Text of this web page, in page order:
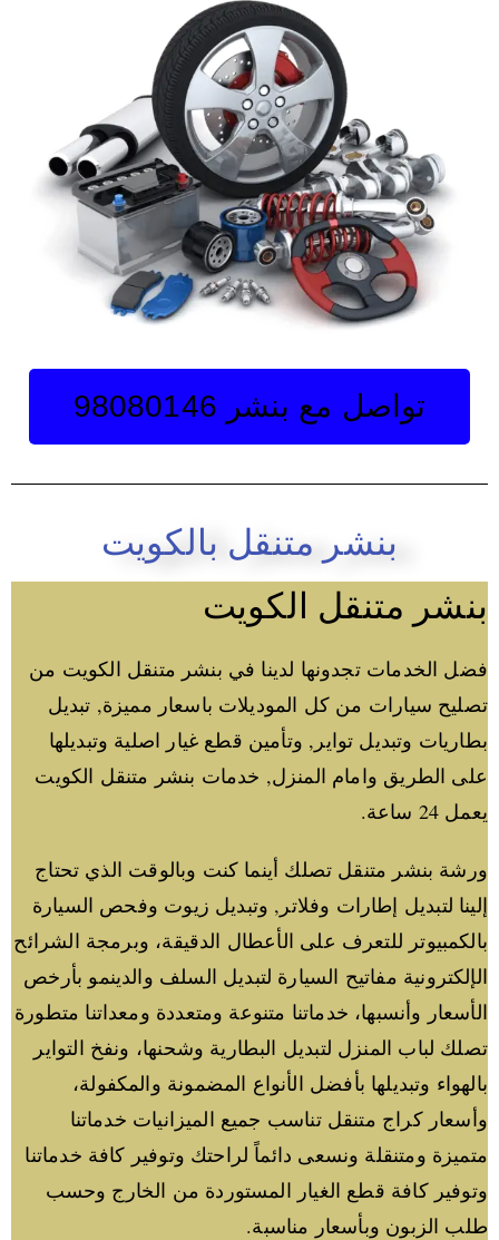
تواصل مع بنشر 98080146‬
بنشر متنقل بالكويت
بنشر متنقل الكويت
فضل الخدمات تجدونها لدينا في بنشر متنقل الكويت من
تصليح سيارات من كل الموديلات باسعار مميزة, تبديل
بطاريات وتبديل تواير, وتأمين قطع غيار اصلية وتبديلها
على الطريق وامام المنزل, خدمات بنشر متنقل الكويت
يعمل 24 ساعة.
ورشة بنشر متنقل تصلك أينما كنت وبالوقت الذي تحتاج
إلينا لتبديل إطارات وفلاتر, وتبديل زيوت وفحص السيارة
بالكمبيوتر للتعرف على الأعطال الدقيقة، وبرمجة الشرائح
الإلكترونية مفاتيح السيارة لتبديل السلف والدينمو بأرخص
الأسعار وأنسبها، خدماتنا متنوعة ومتعددة ومعداتنا متطورة
تصلك لباب المنزل لتبديل البطارية وشحنها، ونفخ التواير
بالهواء وتبديلها بأفضل الأنواع المضمونة والمكفولة،
وأسعار كراج متنقل تناسب جميع الميزانيات خدماتنا
متميزة ومتنقلة ونسعى دائماً لراحتك وتوفير كافة خدماتنا
وتوفير كافة قطع الغيار المستوردة من الخارج وحسب
طلب الزبون وبأسعار مناسبة.